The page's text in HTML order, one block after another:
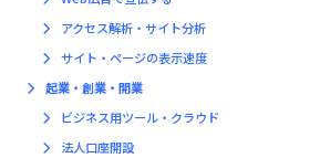
アクセス解析・サイト分析
サイト・ページの表示速度
起業・創業・開業
ビジネス用ツール・クラウド
法人口座開設